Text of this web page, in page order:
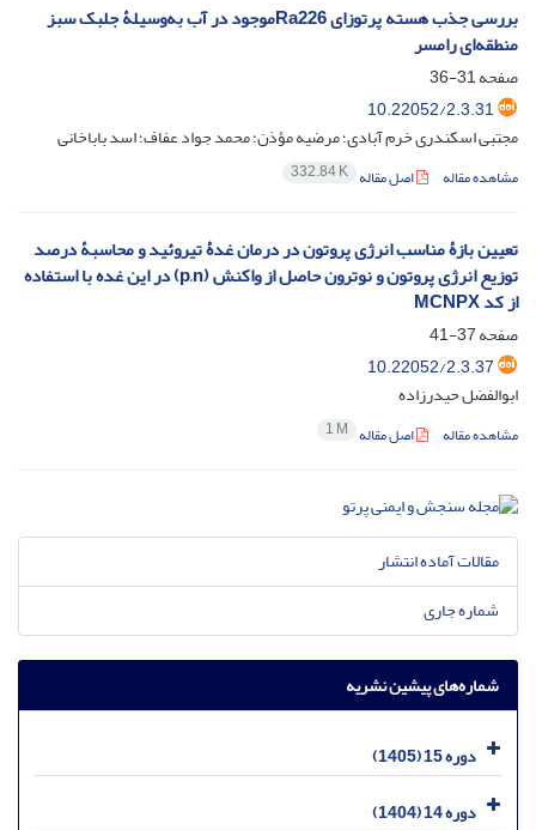
بررسی جذب هسته پرتوزای Ra226موجود در آب به‌وسیلۀ جلبک‌ سبز
منطقه‌ای رامسر
صفحه31-36
10.22052/2.3.31
مجتبی اسکندری خرم آبادی؛ مرضیه مؤذن؛ محمد جواد عفاف؛ اسد باباخانی
مشاهده مقاله اصل مقاله 332.84 K
تعیین بازۀ مناسب انرژی پروتون در درمان غدۀ تیروئید و محاسبۀ درصد
توزیع انرژی پروتون و نوترون حاصل از واکنش (p,n) در این غده با استفاده
از کد MCNPX
صفحه37-41
10.22052/2.3.37
ابوالفضل حیدرزاده
مشاهده مقاله اصل مقاله 1 M
مقالات آماده انتشار
شماره جاری
شماره‌های پیشین نشریه
دوره 15 (1405)
دوره 14 (1404)